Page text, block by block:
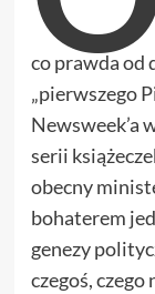
co prawda od
„pierwszego
Newsweek’a
serii
obecny
bohaterem
genezy
czegoś,